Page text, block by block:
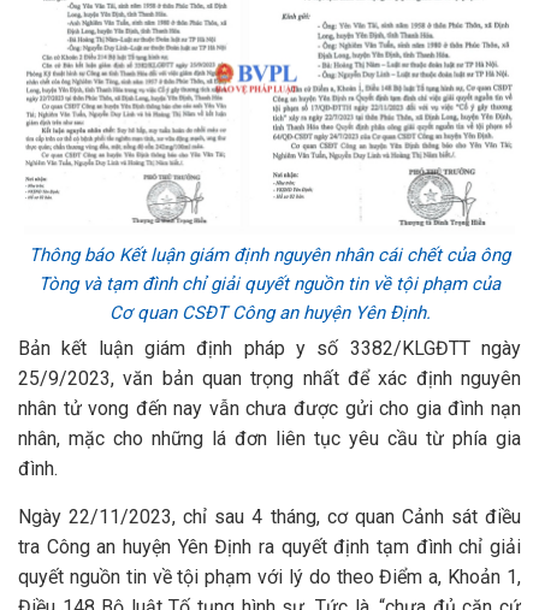
Thông báo Kết luận giám định nguyên nhân cái chết của ông
Tòng và tạm đình chỉ giải quyết nguồn tin về tội phạm của
Cơ quan CSĐT Công an huyện Yên Định.
Bản kết luận giám định pháp y số 3382/KLGĐTT ngày
25/9/2023, văn bản quan trọng nhất để xác định nguyên
nhân tử vong đến nay vẫn chưa được gửi cho gia đình nạn
nhân, mặc cho những lá đơn liên tục yêu cầu từ phía gia
đình.
Ngày 22/11/2023, chỉ sau 4 tháng, cơ quan Cảnh sát điều
tra Công an huyện Yên Định ra quyết định tạm đình chỉ giải
quyết nguồn tin về tội phạm với lý do theo Điểm a, Khoản 1,